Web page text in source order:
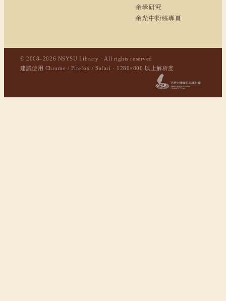
余學研究
余光中粉絲專頁
© 2008–2026 NSYSU Library · All rights reserved
建議使用 Chrome / Firefox / Safari · 1280×800 以上解析度